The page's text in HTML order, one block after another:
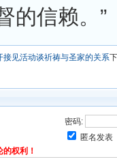
的信赖。”
见活动谈祈祷与圣家的关系
密码:
匿名发表
权利！